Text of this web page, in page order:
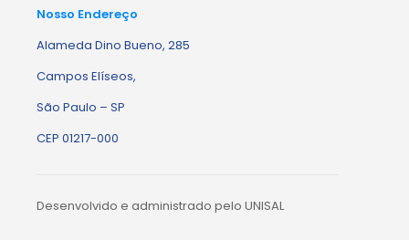
Nosso Endereço
Alameda Dino Bueno, 285
Campos Elíseos,
São Paulo – SP
CEP 01217-000
Desenvolvido e administrado pelo UNISAL